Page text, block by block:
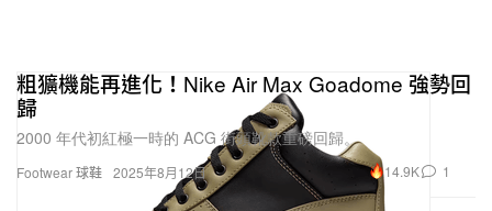
Footwear 球鞋
粗獷機能再進化！Nike Air Max Goadome 強勢回
歸
2000 年代初紅極一時的 ACG 街頭靴款重磅回歸。
2025年8月12日 14.9K 1